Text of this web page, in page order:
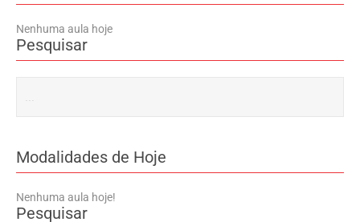
Nenhuma aula hoje
Pesquisar
Modalidades de Hoje
Nenhuma aula hoje!
Pesquisar